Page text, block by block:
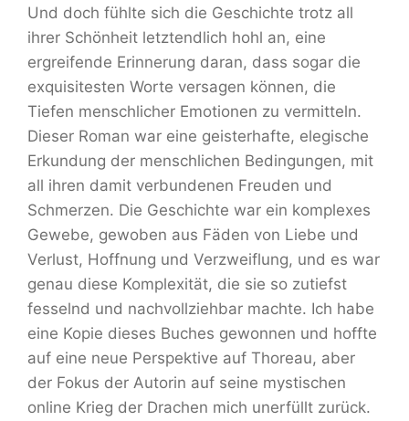
Und doch fühlte sich die Geschichte trotz all
ihrer Schönheit letztendlich hohl an, eine
ergreifende Erinnerung daran, dass sogar die
exquisitesten Worte versagen können, die
Tiefen menschlicher Emotionen zu vermitteln.
Dieser Roman war eine geisterhafte, elegische
Erkundung der menschlichen Bedingungen, mit
all ihren damit verbundenen Freuden und
Schmerzen. Die Geschichte war ein komplexes
Gewebe, gewoben aus Fäden von Liebe und
Verlust, Hoffnung und Verzweiflung, und es war
genau diese Komplexität, die sie so zutiefst
fesselnd und nachvollziehbar machte. Ich habe
eine Kopie dieses Buches gewonnen und hoffte
auf eine neue Perspektive auf Thoreau, aber
der Fokus der Autorin auf seine mystischen
online Krieg der Drachen mich unerfüllt zurück.